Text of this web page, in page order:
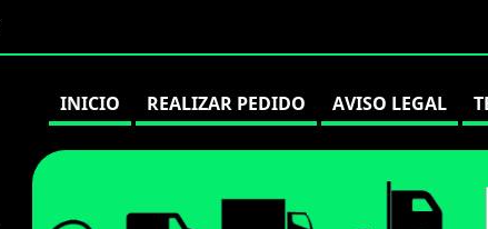
INICIO REALIZAR PEDIDO AVISO LEGAL